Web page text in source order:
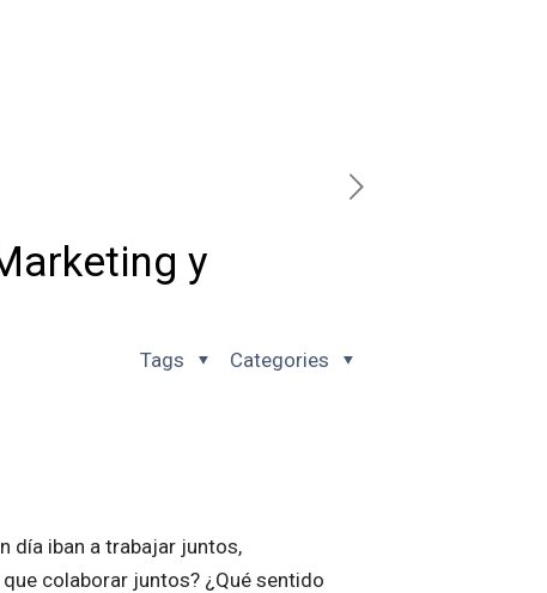
y
Categories
Tags
día iban a trabajar juntos,
colaborar juntos? ¿Qué sentido